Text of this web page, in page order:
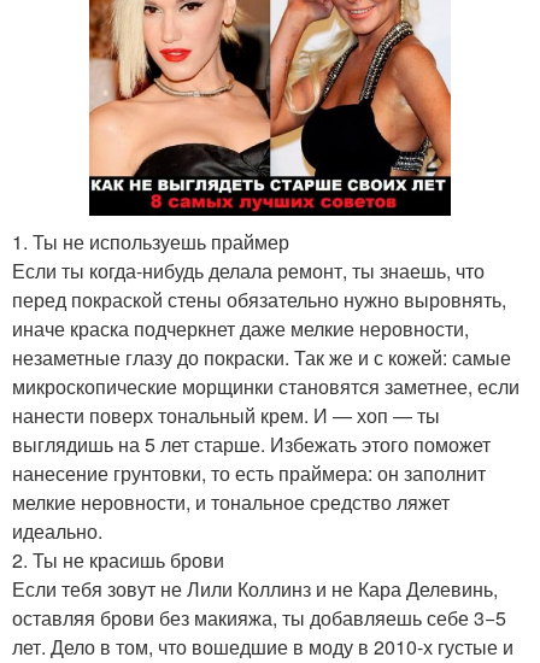
1. Ты не используешь праймер
Если ты когда-нибудь делала ремонт, ты знаешь, что
перед покраской стены обязательно нужно выровнять,
иначе краска подчеркнет даже мелкие неровности,
незаметные глазу до покраски. Так же и с кожей: самые
микроскопические морщинки становятся заметнее, если
нанести поверх тональный крем. И — хоп — ты
выглядишь на 5 лет старше. Избежать этого поможет
нанесение грунтовки, то есть праймера: он заполнит
мелкие неровности, и тональное средство ляжет
идеально.
2. Ты не красишь брови
Если тебя зовут не Лили Коллинз и не Кара Делевинь,
оставляя брови без макияжа, ты добавляешь себе 3−5
лет. Дело в том, что вошедшие в моду в 2010-х густые и